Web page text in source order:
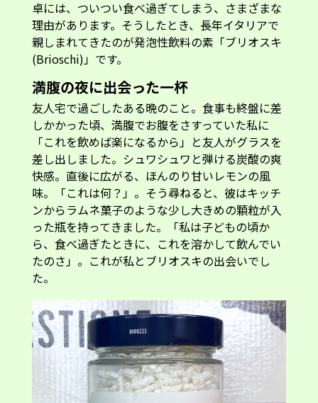
卓には、ついつい食べ過ぎてしまう、さまざまな
理由があります。そうしたとき、長年イタリアで
親しまれてきたのが発泡性飲料の素「ブリオスキ
(Brioschi)」です。
満腹の夜に出会った一杯
友人宅で過ごしたある晩のこと。食事も終盤に差
しかかった頃、満腹でお腹をさすっていた私に
「これを飲めば楽になるから」と友人がグラスを
差し出しました。シュワシュワと弾ける炭酸の爽
快感。直後に広がる、ほんのり甘いレモンの風
味。「これは何？」。そう尋ねると、彼はキッチ
ンからラムネ菓子のような少し大きめの顆粒が入
った瓶を持ってきました。「私は子どもの頃か
ら、食べ過ぎたときに、これを溶かして飲んでい
たのさ」。これが私とブリオスキの出会いでし
た。